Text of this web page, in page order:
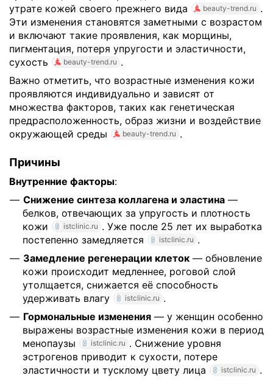
утрате кожей своего прежнего вида
beauty-trend.ru .
Эти изменения становятся заметными с возрастом
и включают такие проявления, как морщины,
пигментация, потеря упругости и эластичности,
сухость
beauty-trend.ru .
Важно отметить, что возрастные изменения кожи
проявляются индивидуально и зависят от
множества факторов, таких как генетическая
предрасположенность, образ жизни и воздействие
окружающей среды
beauty-trend.ru .
Причины
Внутренние факторы:
Снижение синтеза коллагена и эластина —
белков, отвечающих за упругость и плотность
кожи
istclinic.ru . Уже после 25 лет их выработка
постепенно замедляется
istclinic.ru .
Замедление регенерации клеток — обновление
кожи происходит медленнее, роговой слой
утолщается, снижается её способность
удерживать влагу
istclinic.ru .
Гормональные изменения — у женщин особенно
выражены возрастные изменения кожи в период
менопаузы
istclinic.ru . Снижение уровня
эстрогенов приводит к сухости, потере
эластичности и тусклому цвету лица
istclinic.ru .